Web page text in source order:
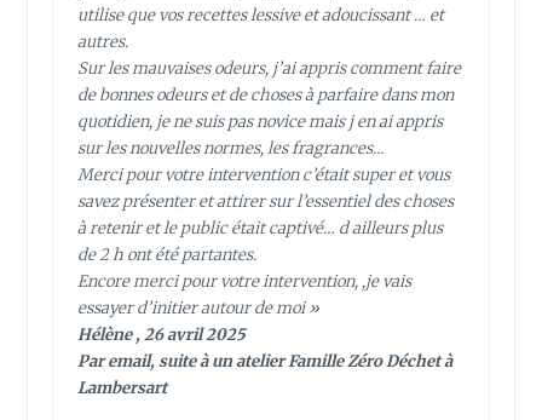
utilise que vos recettes lessive et adoucissant … et
autres.
Sur les mauvaises odeurs, j’ai appris comment faire
de bonnes odeurs et de choses à parfaire dans mon
quotidien, je ne suis pas novice mais j en ai appris
sur les nouvelles normes, les fragrances…
Merci pour votre intervention c’était super et vous
savez présenter et attirer sur l’essentiel des choses
à retenir et le public était captivé… d ailleurs plus
de 2 h ont été partantes.
Encore merci pour votre intervention, ,je vais
essayer d’initier autour de moi »
Hélène , 26 avril 2025
Par email, suite à un atelier Famille Zéro Déchet à
Lambersart